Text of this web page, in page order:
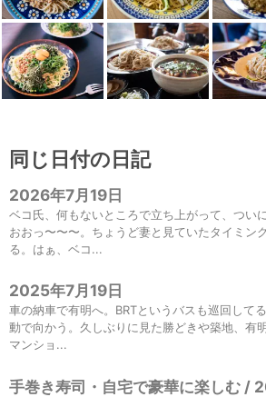
同じ日付の日記
2026年7月19日
ベコ氏、何もないところで立ち上がって、つい
おおっ〜〜〜。ちょうど妻と見ていたタイミン
る。はぁ、ベコ...
2025年7月19日
車の納車で有明へ。BRTというバスも巡回して
動で向かう。久しぶりに見た勝どきや築地、有
マンショ...
手巻き寿司・自宅で豪華に楽しむ /